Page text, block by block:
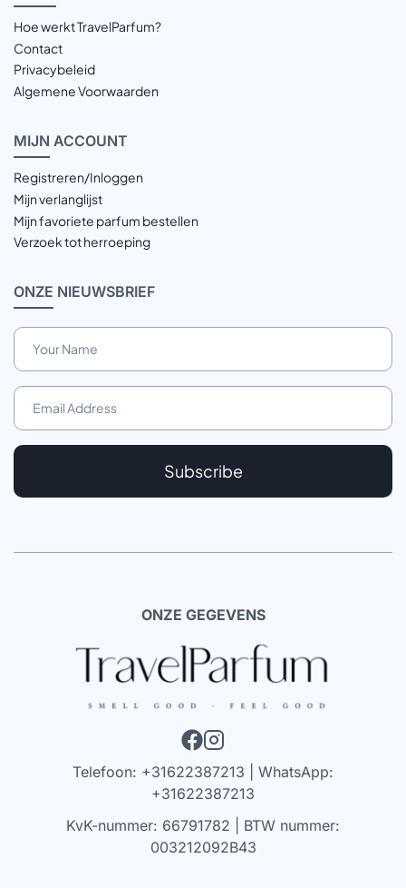
Hoe werkt TravelParfum?
Contact
Privacybeleid
Algemene Voorwaarden
MIJN ACCOUNT
Registreren/Inloggen
Mijn verlanglijst
Mijn favoriete parfum bestellen
Verzoek tot herroeping
ONZE NIEUWSBRIEF
Subscribe
ONZE GEGEVENS
Telefoon: +31622387213 | WhatsApp:
+31622387213
KvK-nummer: 66791782 | BTW nummer:
003212092B43